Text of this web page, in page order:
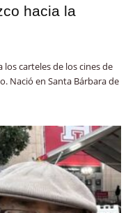
hacia la
los carteles de los cines de
Nació en Santa Bárbara de